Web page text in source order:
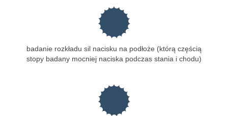
badanie rozkładu sil nacisku na podłoże (którą częścią
stopy badany mocniej naciska podczas stania i chodu)